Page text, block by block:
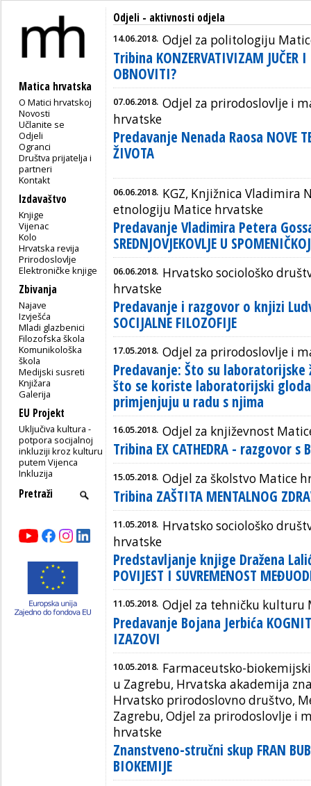
Matica hrvatska
O Matici hrvatskoj
Novosti
Učlanite se
Odjeli
Ogranci
Društva prijatelja i
partneri
Kontakt
Izdavaštvo
Knjige
Vijenac
Kolo
Hrvatska revija
Prirodoslovlje
Elektroničke knjige
Zbivanja
Najave
Izvješća
Mladi glazbenici
Filozofska škola
Komunikološka
škola
Medijski susreti
Knjižara
Galerija
EU Projekt
Uključiva kultura -
potpora socijalnoj
inkluziji kroz kulturu
putem Vijenca
Inkluzija
Odjeli - aktivnosti odjela
14.06.2018. Odjel za politologiju
Tribina KONZERVATIVIZAM JUČER
OBNOVITI?
07.06.2018. Odjel za prirodoslovlje i
hrvatske
Predavanje Nenada Raosa NOVE
ŽIVOTA
06.06.2018. KGZ, Knjižnica Vladimira
etnologiju Matice hrvatske
Predavanje Vladimira Petera Gossa
SREDNJOVJEKOVLJE U
06.06.2018. Hrvatsko sociološko
hrvatske
Predavanje i razgovor o knjizi
SOCIJALNE FILOZOFIJE
17.05.2018. Odjel za prirodoslovlje i
Predavanje: Što su
što se koriste laboratorijski
primjenjuju u radu s njima
16.05.2018. Odjel za književnost
Tribina EX CATHEDRA - razgovor s
15.05.2018. Odjel za školstvo Matice
Tribina ZAŠTITA MENTALNOG
11.05.2018. Hrvatsko sociološko
hrvatske
Predstavljanje knjige Dražena
POVIJEST I SUVREMENOST
11.05.2018. Odjel za tehničku kulturu
Predavanje Bojana Jerbića
IZAZOVI
10.05.2018. Farmaceutsko-
u Zagrebu, Hrvatska akademija
Hrvatsko prirodoslovno društvo,
Zagrebu, Odjel za prirodoslovlje i
hrvatske
Znanstveno-stručni skup FRAN
BIOKEMIJE